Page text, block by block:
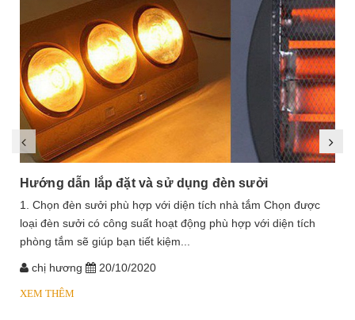
Hướng dẫn lắp đặt và sử dụng đèn sưởi
1. Chọn đèn sưởi phù hợp với diện tích nhà tắm Chọn được
loại đèn sưởi có công suất hoạt động phù hợp với diện tích
phòng tắm sẽ giúp bạn tiết kiệm...
chị hương 20/10/2020
XEM THÊM